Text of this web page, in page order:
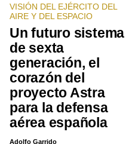
VISIÓN DEL EJÉRCITO DEL
AIRE Y DEL ESPACIO
Un futuro sistema
de sexta
generación, el
corazón del
proyecto Astra
para la defensa
aérea española
Adolfo Garrido